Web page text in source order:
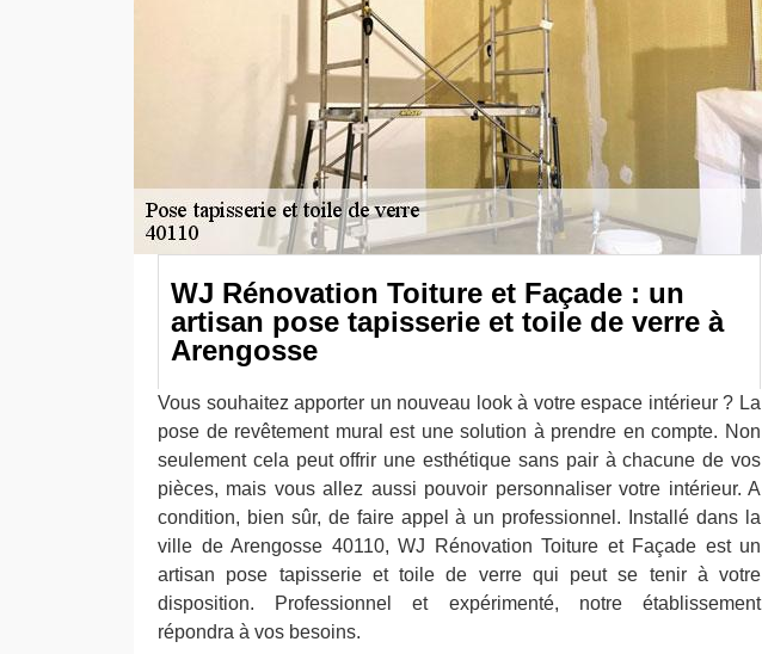
WJ Rénovation Toiture et Façade : un
artisan pose tapisserie et toile de verre à
Arengosse
Vous souhaitez apporter un nouveau look à votre espace intérieur ? La
pose de revêtement mural est une solution à prendre en compte. Non
seulement cela peut offrir une esthétique sans pair à chacune de vos
pièces, mais vous allez aussi pouvoir personnaliser votre intérieur. A
condition, bien sûr, de faire appel à un professionnel. Installé dans la
ville de Arengosse 40110, WJ Rénovation Toiture et Façade est un
artisan pose tapisserie et toile de verre qui peut se tenir à votre
disposition. Professionnel et expérimenté, notre établissement
répondra à vos besoins.